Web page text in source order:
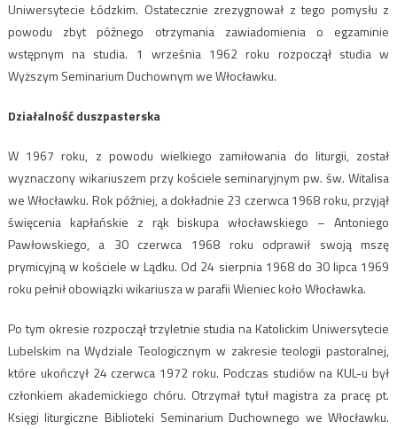
Uniwersytecie Łódzkim. Ostatecznie zrezygnował z tego pomysłu z
powodu zbyt późnego otrzymania zawiadomienia o egzaminie
wstępnym na studia. 1 września 1962 roku rozpoczął studia w
Wyższym Seminarium Duchownym we Włocławku.
Działalność duszpasterska
W 1967 roku, z powodu wielkiego zamiłowania do liturgii, został
wyznaczony wikariuszem przy kościele seminaryjnym pw. św. Witalisa
we Włocławku. Rok później, a dokładnie 23 czerwca 1968 roku, przyjął
święcenia kapłańskie z rąk biskupa włocławskiego – Antoniego
Pawłowskiego, a 30 czerwca 1968 roku odprawił swoją mszę
prymicyjną w kościele w Lądku. Od 24 sierpnia 1968 do 30 lipca 1969
roku pełnił obowiązki wikariusza w parafii Wieniec koło Włocławka.
Po tym okresie rozpoczął trzyletnie studia na Katolickim Uniwersytecie
Lubelskim na Wydziale Teologicznym w zakresie teologii pastoralnej,
które ukończył 24 czerwca 1972 roku. Podczas studiów na KUL-u był
członkiem akademickiego chóru. Otrzymał tytuł magistra za pracę pt.
Księgi liturgiczne Biblioteki Seminarium Duchownego we Włocławku.